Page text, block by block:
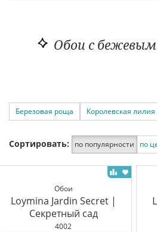
Обои с
Березовая роща Королевская лилия
Сортировать: по популярности по
Обои
Loymina Jardin Secret |
Секретный сад
4002